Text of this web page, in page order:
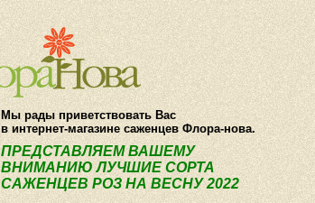
О компании Как купить
Мы рады приветствовать Вас
в интернет-магазине саженцев Флора-нова.
ПРЕДСТАВЛЯЕМ ВАШЕМУ
ВНИМАНИЮ ЛУЧШИЕ СОРТА
САЖЕНЦЕВ РОЗ НА ВЕСНУ 2022